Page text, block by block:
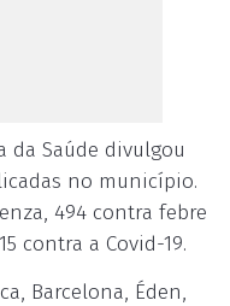
da Saúde divulgou
no município.
494 contra febre
contra a Covid-19.
Barcelona, Éden,